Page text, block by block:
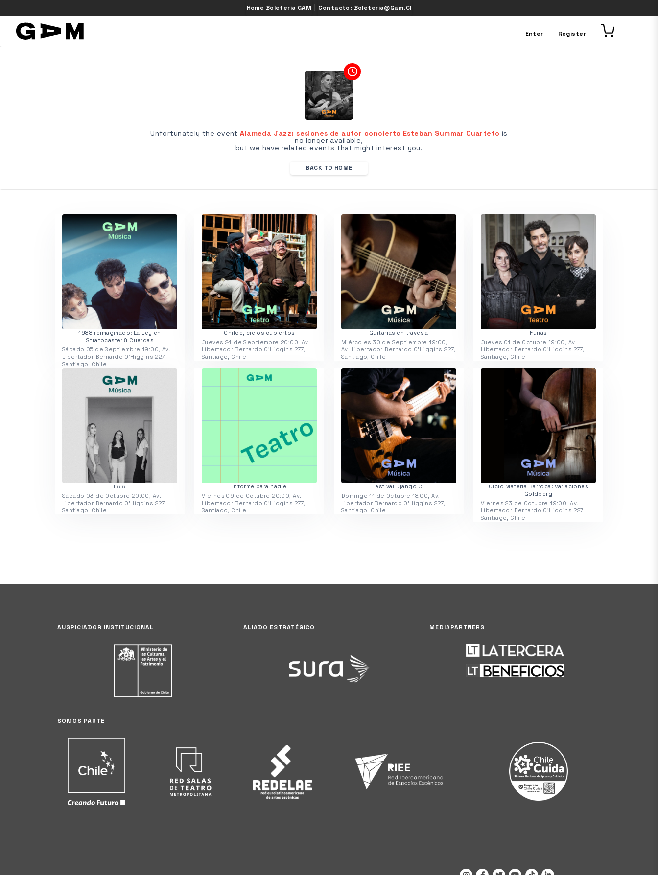
Home Boletería GAM | Contacto: Boleteria@gam.cl
Enter Register
access_time
Unfortunately the eventAlameda Jazz: sesiones de autor concierto Esteban Summar Cuarteto is
no longer available,
but we have related events that might interest you,
BACK TO HOME
1988 reimaginado: La Ley en
Stratocaster & Cuerdas
Sábado 05 de Septiembre 19:00, Av.
Libertador Bernardo O'Higgins 227,
Santiago, Chile
Chiloé, cielos cubiertos
Jueves 24 de Septiembre 20:00, Av.
Libertador Bernardo O'Higgins 277,
Santiago, Chile
Guitarras en travesía
Miércoles 30 de Septiembre 19:00,
Av. Libertador Bernardo O'Higgins 227,
Santiago, Chile
Furias
Jueves 01 de Octubre 19:00, Av.
Libertador Bernardo O'Higgins 277,
Santiago, Chile
LAIA
Sábado 03 de Octubre 20:00, Av.
Libertador Bernardo O'Higgins 227,
Santiago, Chile
Informe para nadie
Viernes 09 de Octubre 20:00, Av.
Libertador Bernardo O'Higgins 277,
Santiago, Chile
Festival Django CL
Domingo 11 de Octubre 18:00, Av.
Libertador Bernardo O'Higgins 227,
Santiago, Chile
Ciclo Materia Barroca: Variaciones
Goldberg
Viernes 23 de Octubre 19:00, Av.
Libertador Bernardo O'Higgins 227,
Santiago, Chile
AUSPICIADOR INSTITUCIONAL ALIADO ESTRATÉGICO MEDIAPARTNERS
SOMOS PARTE